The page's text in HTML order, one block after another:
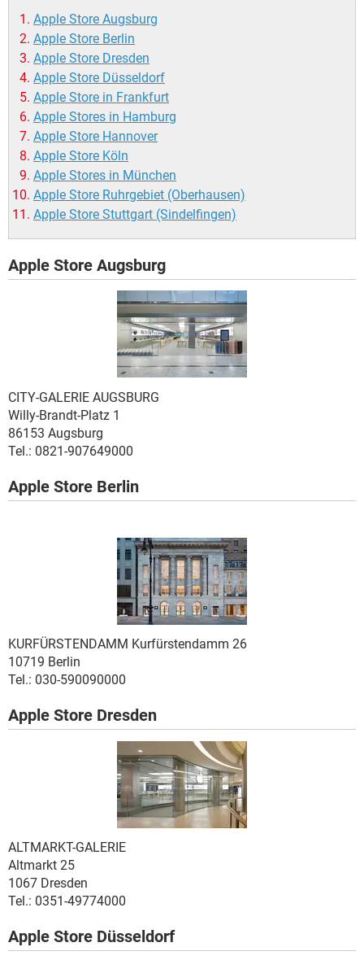
Apple Store Augsburg
Apple Store Berlin
Apple Store Dresden
Apple Store Düsseldorf
Apple Store in Frankfurt
Apple Stores in Hamburg
Apple Store Hannover
Apple Store Köln
Apple Stores in München
Apple Store Ruhrgebiet (Oberhausen)
Apple Store Stuttgart (Sindelfingen)
Apple Store Augsburg
CITY-GALERIE AUGSBURG
Willy-Brandt-Platz 1
86153 Augsburg
Tel.: 0821-907649000
Apple Store Berlin
KURFÜRSTENDAMM Kurfürstendamm 26
10719 Berlin
Tel.: 030-590090000
Apple Store Dresden
ALTMARKT-GALERIE
Altmarkt 25
1067 Dresden
Tel.: 0351-49774000
Apple Store Düsseldorf